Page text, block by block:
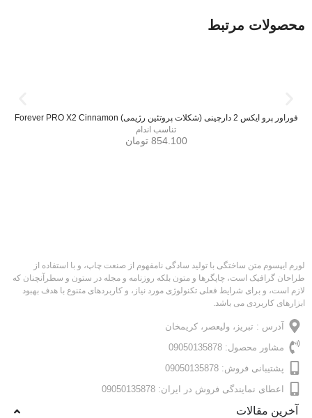
محصولات مرتبط
فوراور پرو ایکس 2 دارچینی (شکلات پروتئین رژیمی) Forever PRO X2 Cinnamon
تناسب اندام
854.100 تومان
لورم ایپسوم متن ساختگی با تولید سادگی نامفهوم از صنعت چاپ، و با استفاده از
طراحان گرافیک است، چاپگرها و متون بلکه روزنامه و مجله در ستون و سطرآنچنان که
لازم است، و برای شرایط فعلی تکنولوژی مورد نیاز، و کاربردهای متنوع با هدف بهبود
ابزارهای کاربردی می باشد.
آدرس : تبریز، ولیعصر، کریمخان
مشاور محصول: 09050135878
پشتیبانی فروش: 09050135878
اعطای نمایندگی فروش در ایران: 09050135878
آخرین مقالات